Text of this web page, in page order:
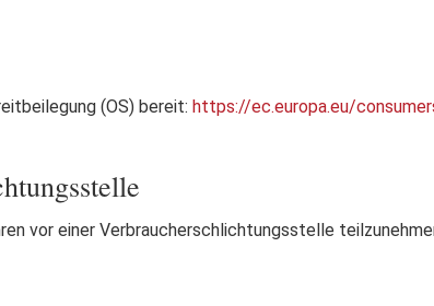
(OS) bereit:https://ec.europa.eu/
vor einer Verbraucherschlichtungsstelle